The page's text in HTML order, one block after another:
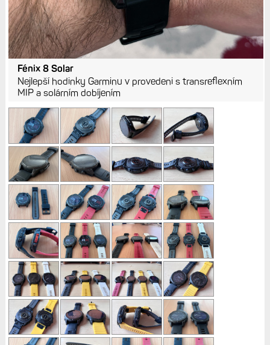
Fénix 8 Solar
Nejlepší hodinky Garminu v provedeni s transreflexním
MIP a solárním dobíjením